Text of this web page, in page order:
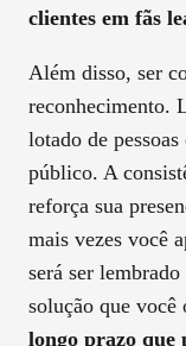
clientes em fãs
Além disso, ser
reconhecimento.
lotado de
público. A
reforça sua
mais vezes você
será ser
solução que você
longo prazo que